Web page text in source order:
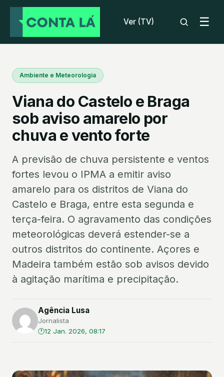
Ver (TV) ☰
Ambiente e Meteorologia
Viana do Castelo e Braga
sob aviso amarelo por
chuva e vento forte
A previsão de chuva persistente e ventos
fortes levou o IPMA a emitir aviso
amarelo para os distritos de Viana do
Castelo e Braga, entre esta segunda e
terça-feira. O agravamento das condições
meteorológicas deverá estender-se a
outros distritos do continente. Açores e
Madeira também estão sob avisos devido
à agitação marítima e precipitação.
Agência Lusa
Jornalista
12 Jan. 2026, 08:17